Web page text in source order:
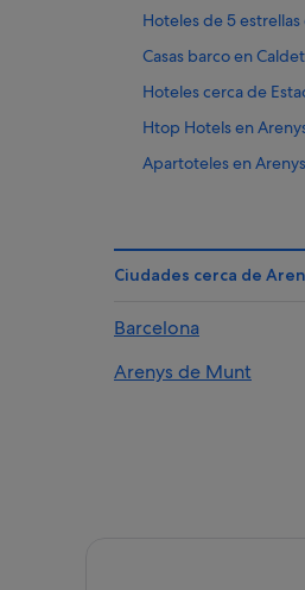
Hoteles de 5
Casas barco en
Hoteles cerca de
Htop Hotels en
Apartoteles en
Casas privadas de
Campings de
Casas privadas de
Ciudades cerca de
Barcelona
Arenys de Munt